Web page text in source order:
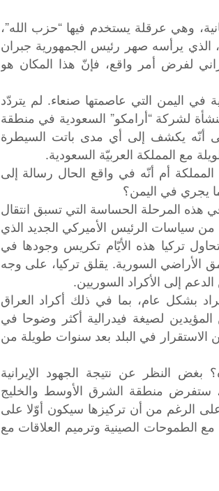
وهي عرقلة يستخدم فيها “حزب الله”،
الذي يرأسه صهر رئيس الجمهورية جبران
لفرض أمر واقع، فإنّ هذا المكان هو
في اليمن التي عاصمتها صنعاء. لم يتردّد
لشركة “أرامكو” السعودية في منطقة
أنّه يكشف إلى أي مدى باتت السيطرة
مع المملكة العربيّة السعودية.
أم أنّه في واقع الحال رسالة إلى
ما يجري في اليمن؟
هذه المرحلة الحساسة التي تسبق انتقال
سياسات الرئيس الأميركي الجديد الذي
تركيا هذه الأيّام تكريس وجودها في
السورية. يقلق تركيا، على وجه
إلى الأكراد السوريين.
بشكل عام، بما في ذلك أكراد العراق
لصيغة فيدرالية أكثر وضوحا في
في البلد بعد سنوات طويلة من
بغض النظر عن نتيجة الجهود
الإيرانية
ستفرض منطقة الشرق الأوسط والخليج
الرغم من أن تركيزها سيكون أوّلا على
مع الطموحات الصينية وترميم العلاقات مع